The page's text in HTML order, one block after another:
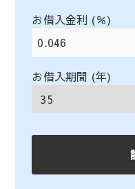
お借入金利 (％)
お借入期間 (年)